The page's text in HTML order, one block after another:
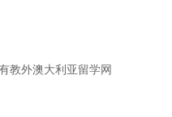
教外澳大利亚留学网